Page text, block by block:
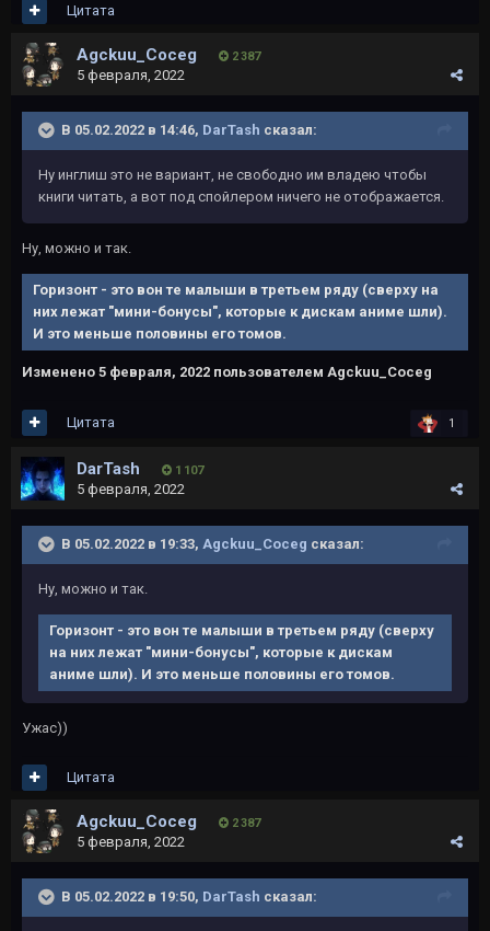
Цитата
Agckuu_Coceg 2 387
5 февраля, 2022
В 05.02.2022 в 14:46, DarTash сказал:
Ну инглиш это не вариант, не свободно им владею чтобы
книги читать, а вот под спойлером ничего не отображается.
Ну, можно и так.
Горизонт - это вон те малыши в третьем ряду (сверху на
них лежат "мини-бонусы", которые к дискам аниме шли).
И это меньше половины его томов.
Изменено 5 февраля, 2022 пользователем Agckuu_Coceg
1
Цитата
DarTash 1 107
5 февраля, 2022
В 05.02.2022 в 19:33, Agckuu_Coceg сказал:
Ну, можно и так.
Горизонт - это вон те малыши в третьем ряду (сверху
на них лежат "мини-бонусы", которые к дискам
аниме шли). И это меньше половины его томов.
Ужас))
Цитата
Agckuu_Coceg 2 387
5 февраля, 2022
В 05.02.2022 в 19:50, DarTash сказал: